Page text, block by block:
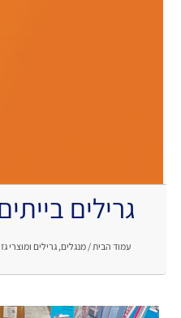
גרילים
עמוד הבית / מנגלים, גרילים ומוצרי
.